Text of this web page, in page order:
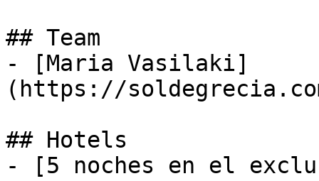
## Team
- [Maria Vasilaki]
(https://
## Hotels
- [5 noches en el